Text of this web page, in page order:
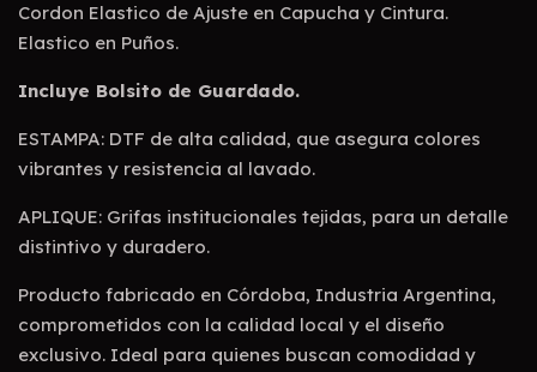
Cordon Elastico de Ajuste en Capucha y Cintura.
Elastico en Puños.
Incluye Bolsito de Guardado.
ESTAMPA: DTF de alta calidad, que asegura colores
vibrantes y resistencia al lavado.
APLIQUE: Grifas institucionales tejidas, para un detalle
distintivo y duradero.
Producto fabricado en Córdoba, Industria Argentina,
comprometidos con la calidad local y el diseño
exclusivo. Ideal para quienes buscan comodidad y